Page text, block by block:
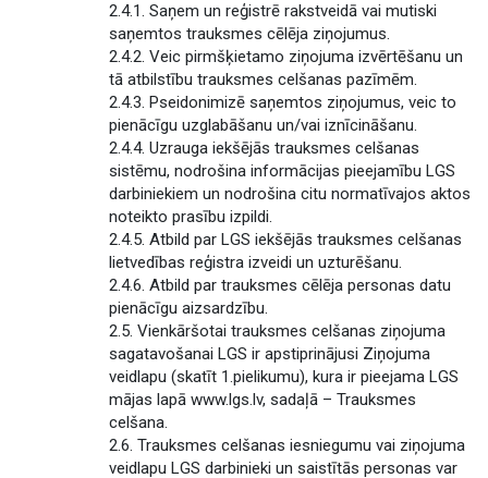
2.4.1. Saņem un reģistrē rakstveidā vai mutiski
saņemtos trauksmes cēlēja ziņojumus.
2.4.2. Veic pirmšķietamo ziņojuma izvērtēšanu un
tā atbilstību trauksmes celšanas pazīmēm.
2.4.3. Pseidonimizē saņemtos ziņojumus, veic to
pienācīgu uzglabāšanu un/vai iznīcināšanu.
2.4.4. Uzrauga iekšējās trauksmes celšanas
sistēmu, nodrošina informācijas pieejamību LGS
darbiniekiem un nodrošina citu normatīvajos aktos
noteikto prasību izpildi.
2.4.5. Atbild par LGS iekšējās trauksmes celšanas
lietvedības reģistra izveidi un uzturēšanu.
2.4.6. Atbild par trauksmes cēlēja personas datu
pienācīgu aizsardzību.
2.5. Vienkāršotai trauksmes celšanas ziņojuma
sagatavošanai LGS ir apstiprinājusi Ziņojuma
veidlapu (skatīt 1.pielikumu), kura ir pieejama LGS
mājas lapā www.lgs.lv, sadaļā – Trauksmes
celšana.
2.6. Trauksmes celšanas iesniegumu vai ziņojuma
veidlapu LGS darbinieki un saistītās personas var